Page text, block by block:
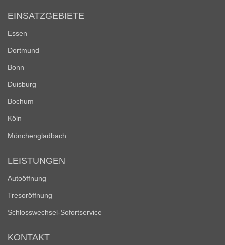
EINSATZGEBIETE
Essen
Dortmund
Bonn
Duisburg
Bochum
Köln
Mönchengladbach
LEISTUNGEN
Autoöffnung
Tresoröffnung
Schlosswechsel-Sofortservice
KONTAKT